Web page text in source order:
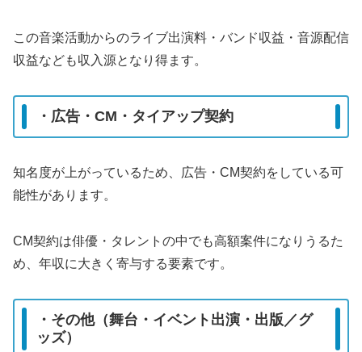
この音楽活動からのライブ出演料・バンド収益・音源配信
収益なども収入源となり得ます。
・広告・CM・タイアップ契約
知名度が上がっているため、広告・CM契約をしている可
能性があります。
CM契約は俳優・タレントの中でも高額案件になりうるた
め、年収に大きく寄与する要素です。
・その他（舞台・イベント出演・出版／グ
ッズ）